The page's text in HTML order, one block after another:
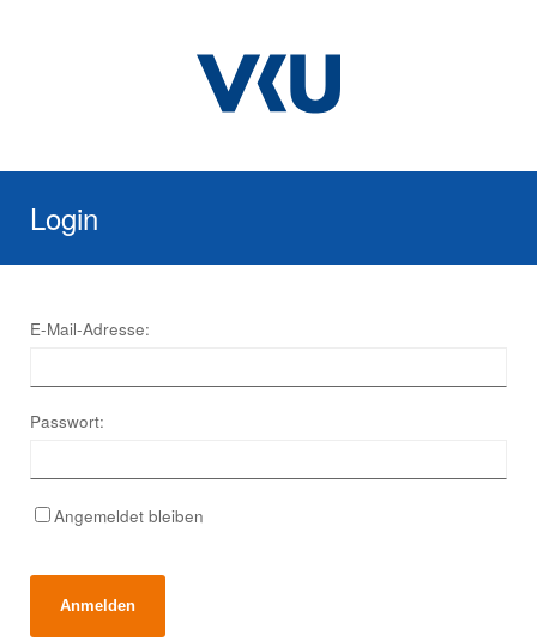
Login
E-Mail-Adresse:
Passwort:
Angemeldet bleiben